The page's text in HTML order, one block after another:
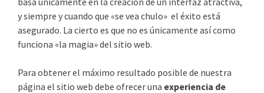
y siempre y cuando que «se vea chulo» el éxito está
asegurado. La cierto es que no es únicamente así como
funciona «la magia» del sitio web.
Para obtener el máximo resultado posible de nuestra
página el sitio web debe ofrecer una experiencia de